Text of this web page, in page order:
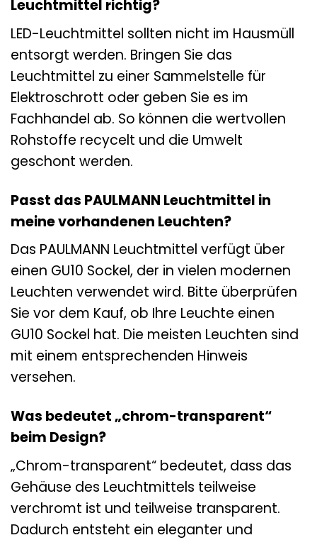
Leuchtmittel richtig?
LED-Leuchtmittel sollten nicht im Hausmüll
entsorgt werden. Bringen Sie das
Leuchtmittel zu einer Sammelstelle für
Elektroschrott oder geben Sie es im
Fachhandel ab. So können die wertvollen
Rohstoffe recycelt und die Umwelt
geschont werden.
Passt das PAULMANN Leuchtmittel in
meine vorhandenen Leuchten?
Das PAULMANN Leuchtmittel verfügt über
einen GU10 Sockel, der in vielen modernen
Leuchten verwendet wird. Bitte überprüfen
Sie vor dem Kauf, ob Ihre Leuchte einen
GU10 Sockel hat. Die meisten Leuchten sind
mit einem entsprechenden Hinweis
versehen.
Was bedeutet „chrom-transparent“
beim Design?
„Chrom-transparent“ bedeutet, dass das
Gehäuse des Leuchtmittels teilweise
verchromt ist und teilweise transparent.
Dadurch entsteht ein eleganter und